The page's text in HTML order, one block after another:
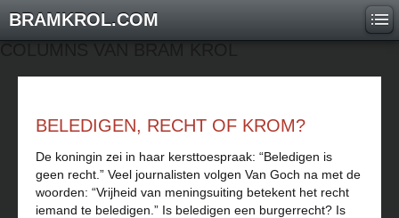
BRAMKROL.COM
BELEDIGEN, RECHT OF KROM?
De koningin zei in haar kersttoespraak: “Beledigen is
geen recht.” Veel journalisten volgen Van Goch na met de
woorden: “Vrijheid van meningsuiting betekent het recht
iemand te beledigen.” Is beledigen een burgerrecht? Is